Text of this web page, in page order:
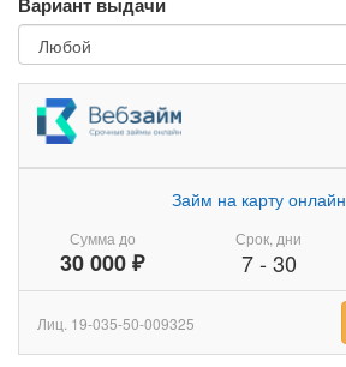
Сумма до
30 000 ₽
Займ на карту онлайн
Срок, дни
7- 30
Лиц. 19-035-50-009325